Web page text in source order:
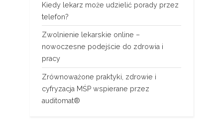
Kiedy lekarz może udzielić porady przez
telefon?
Zwolnienie lekarskie online –
nowoczesne podejście do zdrowia i
pracy
Zrównoważone praktyki, zdrowie i
cyfryzacja MŚP wspierane przez
auditomat®